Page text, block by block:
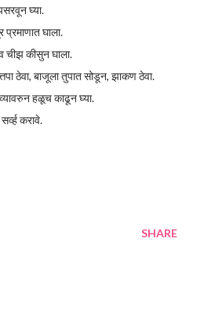
घ्या.
प्रमाणात घाला.
चीझ कीसुन घाला.
ठेवा, बाजूला तुपात सोडून, झाकण ठेवा.
हळूच काढून घ्या.
करावे.
SHARE